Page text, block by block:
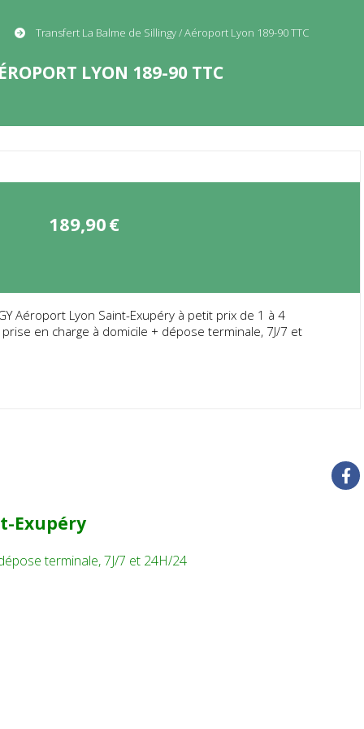
Transfert La Balme de Sillingy / Aéroport Lyon 189-90 TTC
LYON 189-90 TTC
189,90€
Aéroport Lyon Saint-Exupéry à petit prix de 1 à 4
en charge à domicile + dépose terminale, 7J/7 et
Exupéry
terminale, 7J/7 et 24H/24